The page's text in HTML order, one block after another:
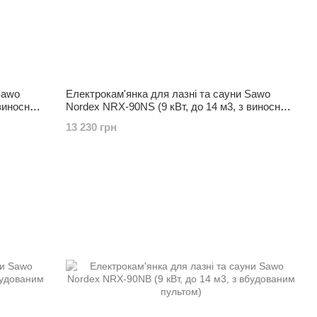
Електрокам'янка для лазні та сауни Sawo
Nordex NRX-90NS (9 кВт, до 14 м3, з виносним
13 230 грн